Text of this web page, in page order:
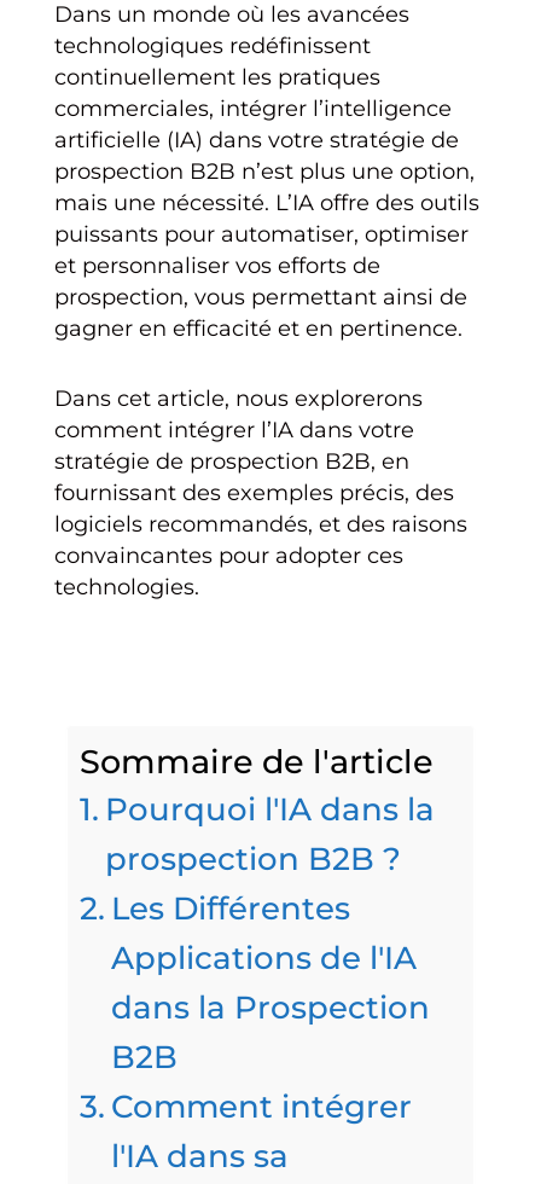
Dans un monde où les avancées
technologiques redéfinissent
continuellement les pratiques
commerciales, intégrer l’intelligence
artificielle (IA) dans votre stratégie de
prospection B2B n’est plus une option,
mais une nécessité. L’IA offre des outils
puissants pour automatiser, optimiser
et personnaliser vos efforts de
prospection, vous permettant ainsi de
gagner en efficacité et en pertinence.
Dans cet article, nous explorerons
comment intégrer l’IA dans votre
stratégie de prospection B2B, en
fournissant des exemples précis, des
logiciels recommandés, et des raisons
convaincantes pour adopter ces
technologies.
Sommaire de l'article
Pourquoi l'IA dans la
prospection B2B ?
Les Différentes
Applications de l'IA
dans la Prospection
B2B
Comment intégrer
l'IA dans sa